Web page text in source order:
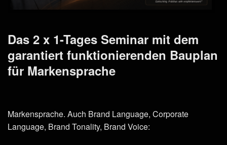
Das 2 x 1-Tages Seminar mit dem
garantiert funktionierenden Bauplan
für Markensprache
Markensprache. Auch Brand Language, Corporate
Language, Brand Tonality, Brand Voice: